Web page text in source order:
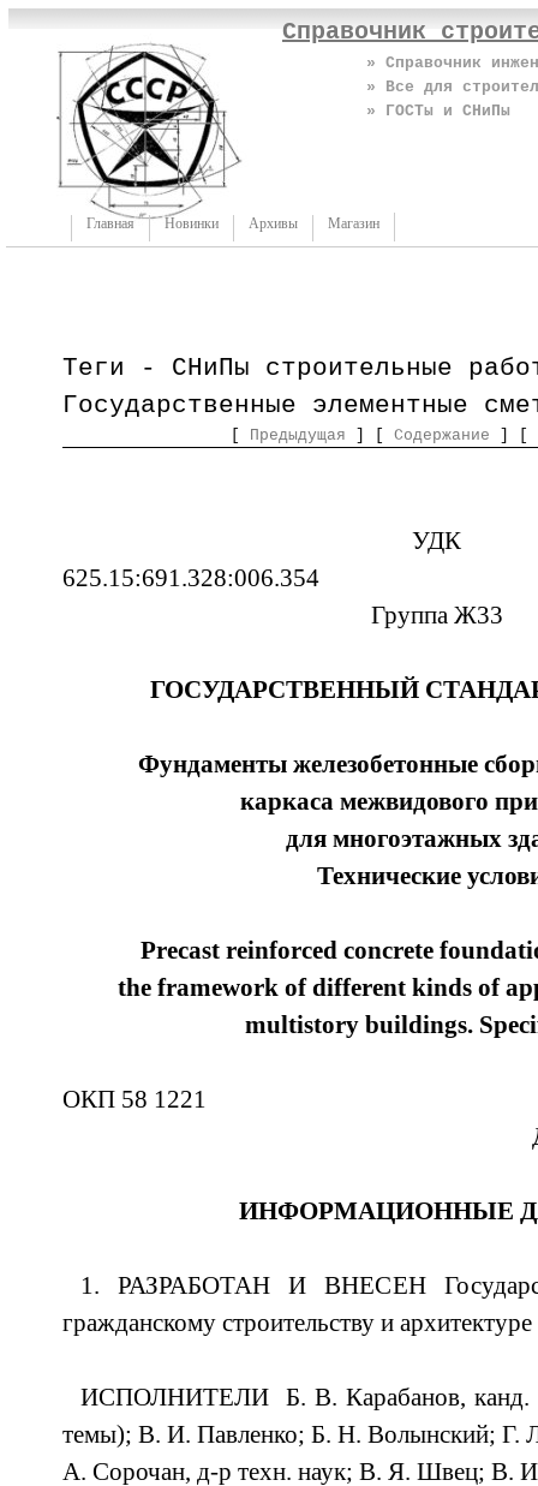
Справочник
» Справочник
» Все для
» ГОСТы и СНиПы
Главная Новинки Архивы Магазин
Теги - СНиПы строительные
Государственные элементные
Предыдущая Содержание
УДК
Группа Ж33
ГОСУДАРСТВЕННЫЙ
Фундаменты железобетонные
каркаса межвидового
для многоэтажных
Технические
Precast reinforced concrete
the framework of different kinds of
multistory buildings.
ОКП 58 1221
ИНФОРМАЦИОННЫЕ
1. РАЗРАБОТАН И ВНЕСЕН
гражданскому строительству и
ИСПОЛНИТЕЛИ Б. В. Карабанов, канд.
темы); В. И. Павленко; Б. Н. Волынский; Г.
А. Сорочан, д-р техн. наук; В. Я. Швец; В.